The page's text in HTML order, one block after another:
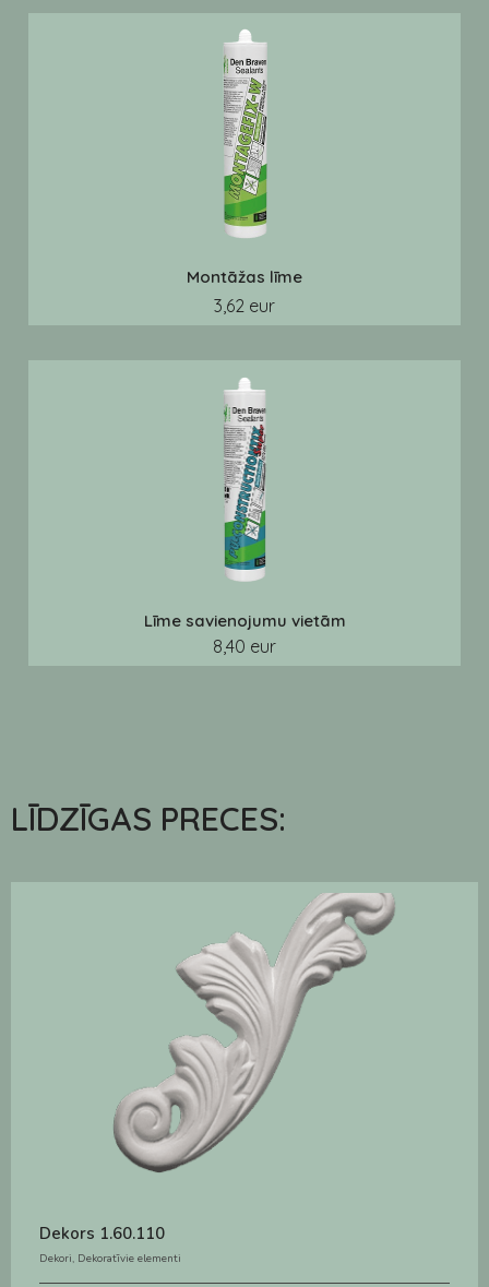
Montāžas līme
3,62 eur
Līme savienojumu vietām
8,40 eur
LĪDZĪGAS PRECES:
Dekors 1.60.110
Dekori, Dekoratīvie elementi